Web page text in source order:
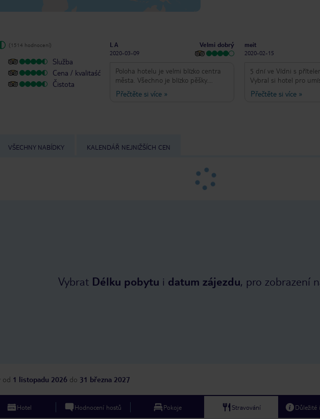
(1514 hodnocení)
Služba
Cena / kvalitaść
Čistota
L A
2020-03-09
Velmi dobrý
Poloha hotelu je velmi blízko centra
města. Všechno je blízko pěšky.
Personál je velmi vstřícný a zdvořilý.
Pokoj je velmi čistý a bez hluku. Také
Přečtěte si více »
meit
2020-02-15
5 dní ve Vídni s
Vybral si hotel pro
dobrými recenzemi a
pro oba. Komunikace
Přečtěte si více»
VŠECHNY NABÍDKY KALENDÁŘ NEJNIŽŠÍCH CEN
Vybrat Délku pobytu i datum zájezdu, pro zobrazení
od 1 listopadu 2026 do 31 března 2027
Hotel Hodnocení hostů Pokoje Stravování Důležité